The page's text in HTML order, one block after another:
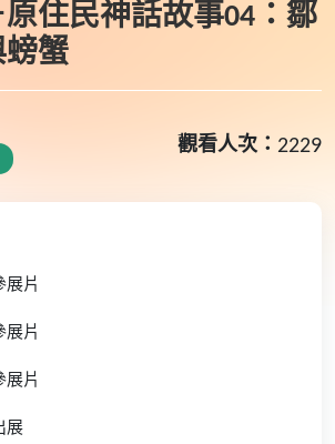
住民神話故事04：鄒
螃蟹
觀看人次： 2229
片
片
片
展